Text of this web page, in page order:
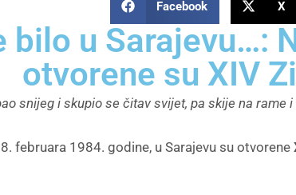
Facebook X
bilo u Sarajevu…:
otvorene su XIV
snijeg i skupio se čitav svijet, pa skije na rame
februara 1984. godine, u Sarajevu su otvorene